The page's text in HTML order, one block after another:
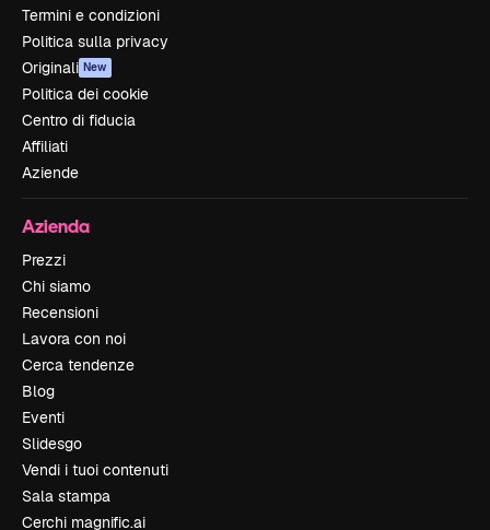
Termini e condizioni
Politica sulla privacy
Originali New
Politica dei cookie
Centro di fiducia
Affiliati
Aziende
Azienda
Prezzi
Chi siamo
Recensioni
Lavora con noi
Cerca tendenze
Blog
Eventi
Slidesgo
Vendi i tuoi contenuti
Sala stampa
Cerchi magnific.ai